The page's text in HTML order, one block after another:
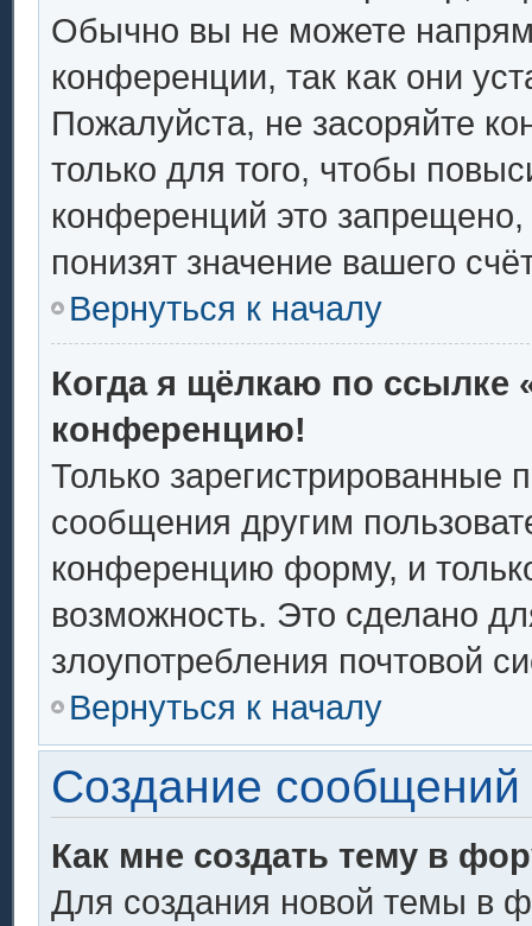
Обычно вы не можете
конференции, так как они
Пожалуйста, не засоряйте
только для того, чтобы
конференций это
понизят значение вашего
Вернуться к началу
Когда я щёлкаю по ссылке
конференцию!
Только зарегистрированные
сообщения другим
конференцию форму, и
возможность. Это сделано
злоупотребления почтовой
Вернуться к началу
Создание сообщений
Как мне создать тему в
Для создания новой темы в